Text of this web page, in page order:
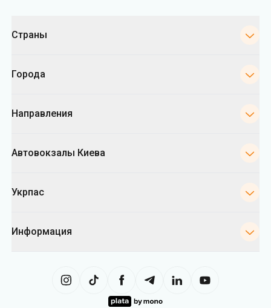
Страны
Города
Направления
Автовокзалы Киева
Укрпас
Информация